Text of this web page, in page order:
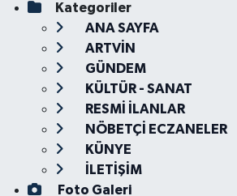
Kategoriler
ANA SAYFA
ARTVİN
GÜNDEM
KÜLTÜR - SANAT
RESMİ İLANLAR
NÖBETÇİ ECZANELER
KÜNYE
İLETİŞİM
Foto Galeri